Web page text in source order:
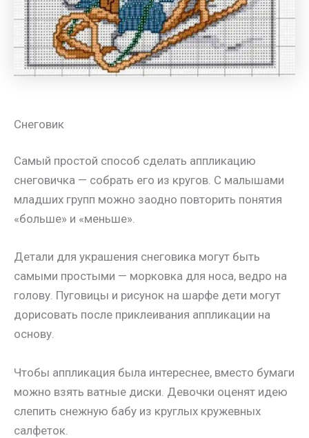
Снеговик
Самый простой способ сделать аппликацию
снеговичка — собрать его из кругов. С малышами
младших групп можно заодно повторить понятия
«больше» и «меньше».
Детали для украшения снеговика могут быть
самыми простыми — морковка для носа, ведро на
голову. Пуговицы и рисунок на шарфе дети могут
дорисовать после приклеивания аппликации на
основу.
Чтобы аппликация была интереснее, вместо бумаги
можно взять ватные диски. Девочки оценят идею
слепить снежную бабу из круглых кружевных
салфеток.